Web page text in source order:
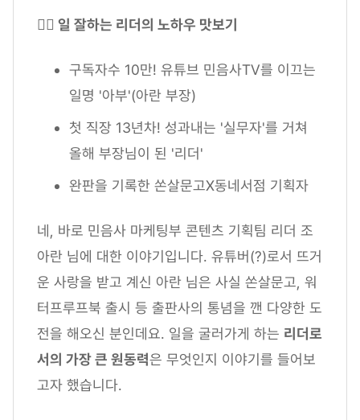
✍🏼 일 잘하는 리더의 노하우 맛보기
구독자수 10만! 유튜브 민음사TV를 이끄는
일명 '아부'(아란 부장)
첫 직장 13년차! 성과내는 '실무자'를 거쳐
올해 부장님이 된 '리더'
완판을 기록한 쏜살문고X동네서점 기획자
네, 바로 민음사 마케팅부 콘텐츠 기획팀 리더 조
아란 님에 대한 이야기입니다. 유튜버(?)로서 뜨거
운 사랑을 받고 계신 아란 님은 사실 쏜살문고, 워
터프루프북 출시 등 출판사의 통념을 깬 다양한 도
전을 해오신 분인데요. 일을 굴러가게 하는 리더로
서의 가장 큰 원동력은 무엇인지 이야기를 들어보
고자 했습니다.